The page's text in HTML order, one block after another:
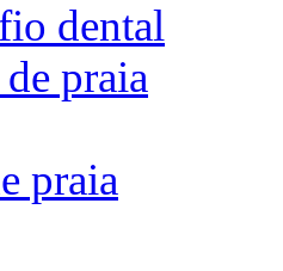
dental
praia
praia